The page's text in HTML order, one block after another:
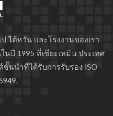
ไต้หวัน และโรงงานของเรา
นปี 1995 ที่เซียะเหมิน ประเทศ
ชั้นนำที่ได้รับการรับรอง ISO